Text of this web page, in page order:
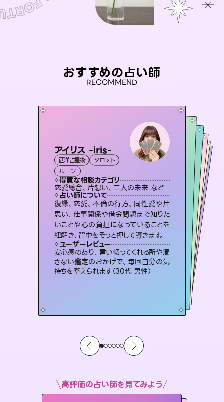
おすすめの占い師
RECOMMEND
アイリス -iris-
西洋占星術
タロット
ルーン
得意な相談カテゴリ
恋愛総合、片想い、二人の未来 など
占い師について
復縁、恋愛、不倫の行方、同性愛や片
思い、仕事関係や借金問題まで知りた
いことや心の負担になっていることを
紐解き、背中をそっと押して導きます。
ユーザーレビュー
安心感のあり、言い切ってくれる所や濁
さない鑑定のおかげで、毎回自分の気
持ちを整えられます（30代 男性）
セラピスト理恵
霊視・オーラ タロット
スピリチュアル・リーディング
得意な相談カテゴリ
片想い、二人の未来、年の差 など
占い師について
連絡再開、復縁、成就などの報告実績
多数。セラピストとして2万超の施術経
験があるからこそできる鑑定で、より良
い未来をサポートします。
ユーザーレビュー
とても心温まる鑑定でした。しかもこち
らは何も言っていないのに視えていらっ
しゃるんだなと驚きです（30代女性）
彗望（すいぼう
霊視・オーラ
スピリチュアル・リーディング
得意な相談カテゴリ
片想い、あの人の気持ち、復縁 など
占い師について
3,700年以上の歴史を持つ東洋最古の
占術「易占」で詳細まで占い、幸せへ向
かう道筋を示します。厳しい結果にも具
体的な対策をお伝えします。
ユーザーレビュー
複雑な背景もしっかり聞いて鑑定して
いただけました。気持ちが楽になりまし
た（50代 女性）
桃源珠羽 とうげんみう
霊視・オーラ
スピリチュアル・リーディング
得意な相談カテゴリ
片想い、あの人の気持ち、復縁 など
占い師について
恋愛のお悩みの中でも特に「曖昧な関係」の相談を得意としており、友達以上恋人未満なお相手との今後や本音を丁寧に読み解き恋愛成就へと導きます。
ユーザーレビュー
鑑定していただいてアドバイス通りに行
動すると仲が復活してきました。ありが
とうございました（40代 女性）
おう 霊感オラクル
オラクルカード
得意な相談カテゴリ
恋愛総合、あの人の気持ち など
占い師について
霊視×オラクルカードを使って「今」と
「未来」そして「気になるあの人の気持
ち」まで丁寧に読み解き、恋や人生のヒ
ントを優しく引き出します。
ユーザーレビュー
不安な気持ちが嘘みたいに晴れまし
た…！よく視えていらっしゃるんだなと
感じました（40代 女性）
未来視師＊花
霊視・オーラ 心理学
スピリチュアル・リーディング
得意な相談カテゴリ
出逢い、片想い、復縁 など
占い師について
未来には何パターンもの選択肢があり
ます。不安で視えにくくなっているあな
たの素敵な未来を見つけ、その未来を
選択できるようアドバイスします。
ユーザーレビュー
職場の人の性質や人間関係、本心など
本当によく視えていてびっくり。対策が
打てて前向きになれます（40代）
高評価の占い師を見てみよう